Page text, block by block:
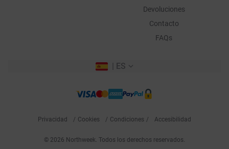
Devoluciones
Contacto
FAQs
ES
Privacidad Cookies Condiciones Accesibilidad
© 2026 Northweek. Todos los derechos reservados.